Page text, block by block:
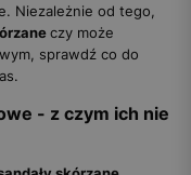
Niezależnie od tego,
czy może
sprawdź co do
- z czym ich nie